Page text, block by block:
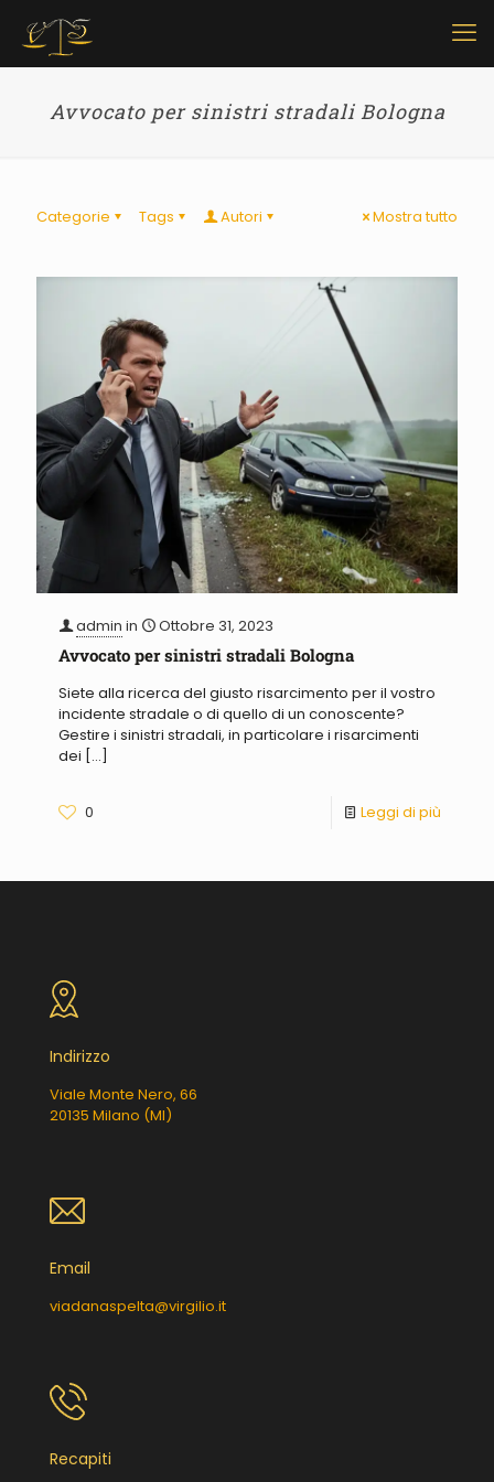
Avvocato per sinistri stradali Bologna
Categorie Tags Autori Mostra tutto
admin in Ottobre 31, 2023
Avvocato per sinistri stradali Bologna
Siete alla ricerca del giusto risarcimento per il vostro
incidente stradale o di quello di un conoscente?
Gestire i sinistri stradali, in particolare i risarcimenti
dei […]
0 Leggi di più
Indirizzo
Viale Monte Nero, 66
20135 Milano (MI)
Email
viadanaspelta@virgilio.it
Recapiti